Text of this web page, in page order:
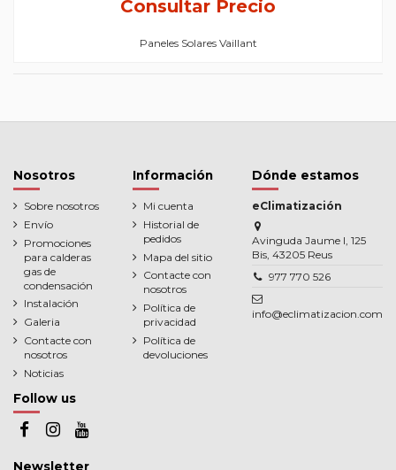
Consultar Precio
Paneles Solares Vaillant
Nosotros
Sobre nosotros
Envío
Promociones
para calderas
gas de
condensación
Instalación
Galeria
Contacte con
nosotros
Noticias
Información
Mi cuenta
Historial de
pedidos
Mapa del sitio
Contacte con
nosotros
Política de
privacidad
Política de
devoluciones
Dónde estamos
eClimatización
Avinguda Jaume I, 125
Bis, 43205 Reus
977 770 526
info@eclimatizacion.com
Follow us
Newsletter